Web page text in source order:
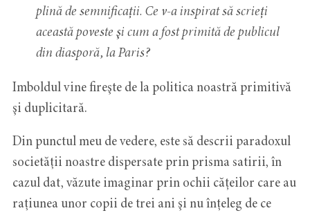
plină de semnificații. Ce v-a inspirat să scrieți
această poveste şi cum a fost primită de publicul
din diasporă, la Paris?
Imboldul vine fireşte de la politica noastră primitivă
şi duplicitară.
Din punctul meu de vedere, este să descrii paradoxul
societăţii noastre dispersate prin prisma satirii, în
cazul dat, văzute imaginar prin ochii cățeilor care au
raţiunea unor copii de trei ani şi nu înţeleg de ce